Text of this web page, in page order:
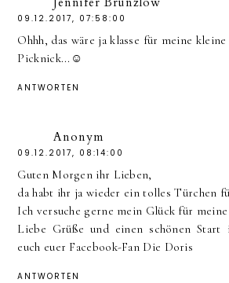
09.12.2017, 07:58:00
Ohhh, das wäre ja klasse für meine
Picknick...☺️
ANTWORTEN
Anonym
09.12.2017, 08:14:00
Guten Morgen ihr Lieben,
da habt ihr ja wieder ein tolles Türchen
Ich versuche gerne mein Glück für meine
Liebe Grüße und einen schönen Start
euch euer Facebook-Fan Die Doris
ANTWORTEN